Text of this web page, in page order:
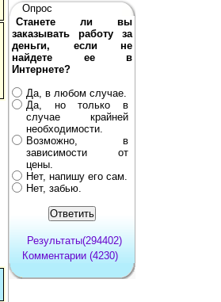
Опрос
Станете ли вы
заказывать работу за
деньги, если не
найдете ее в
Интернете?
Да, в любом случае.
Да, но только в
случае крайней
необходимости.
Возможно, в
зависимости от
цены.
Нет, напишу его сам.
Нет, забью.
Результаты(294402)
Комментарии (4230)